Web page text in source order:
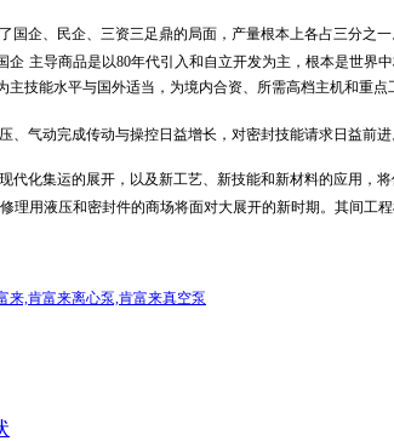
企、民企、三资三足鼎的局面，产量根本上各占三分之一
企 主导商品是以80年代引入和自立开发为主，根本是世界
技能水平与国外适当，为境内合资、所需高档主机和重点
、气动完成传动与操控日益增长，对密封技能请求日益前
代化集运的展开，以及新工艺、新技能和新材料的应用
理用液压和密封件的商场将面对大展开的新时期。其间工
来,肯富来离心泵,肯富来真空泵